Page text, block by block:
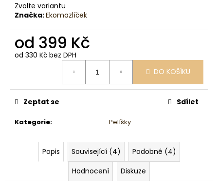
Zvolte variantu
Značka:Ekomazlíček
od 399 Kč
od 330 Kč bez DPH
DO KOŠÍKU
Kategorie: Pelíšky
Zeptat se Sdílet
Popis Související (4)
Podobné (4)
Hodnocení
Diskuze